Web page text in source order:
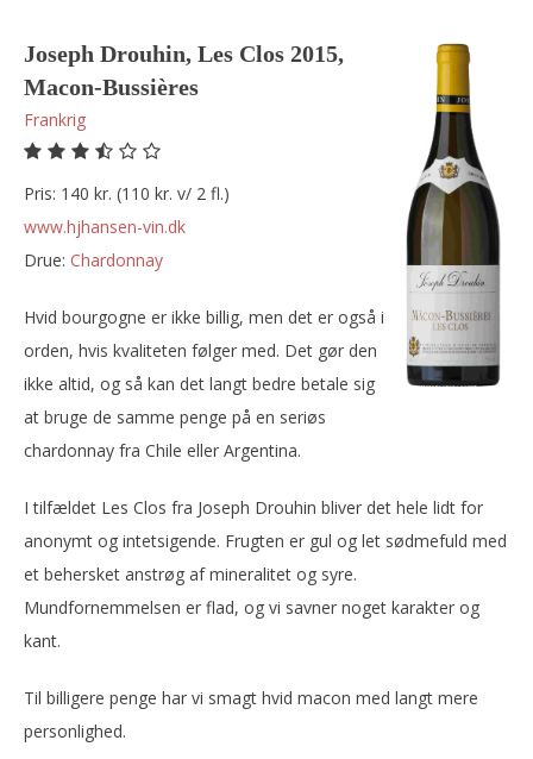
Joseph Drouhin, Les Clos 2015,
Macon-Bussières
Frankrig
Pris: 140 kr. (110 kr. v/ 2 fl.)
www.hjhansen-vin.dk
Drue:
chardonnay
Hvid bourgogne er ikke billig, men det er også i
orden, hvis kvaliteten følger med. Det gør den
ikke altid, og så kan det langt bedre betale sig
at bruge de samme penge på en seriøs
chardonnay fra Chile eller Argentina.
I tilfældet Les Clos fra Joseph Drouhin bliver det hele lidt for
anonymt og intetsigende. Frugten er gul og let sødmefuld med
et behersket anstrøg af mineralitet og syre.
Mundfornemmelsen er flad, og vi savner noget karakter og
kant.
Til billigere penge har vi smagt hvid macon med langt mere
personlighed.